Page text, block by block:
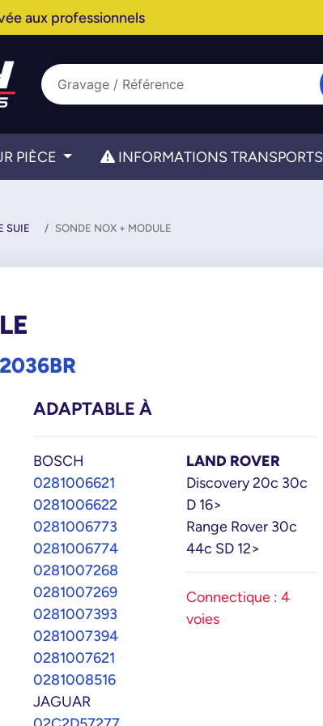
aux professionnels
PIÈCE INFORMATIONS TRANSPORTS
SUIE SONDE NOX + MODULE
ADAPTABLE À
BOSCH
0281006621
0281006622
0281006773
0281006774
0281007268
0281007269
0281007393
0281007394
0281007621
0281008516
JAGUAR
LAND ROVER
Discovery 20c 30c
D 16>
Range Rover 30c
44c SD 12>
Connectique : 4
voies